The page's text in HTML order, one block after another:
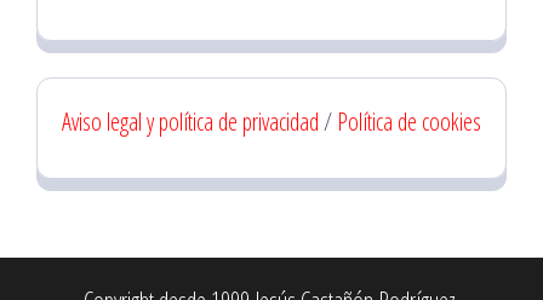
Aviso legal y política de privacidad/ Política de cookies